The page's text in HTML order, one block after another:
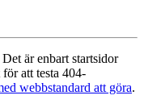
är enbart startsidor
att testa 404-
webbstandard att göra.